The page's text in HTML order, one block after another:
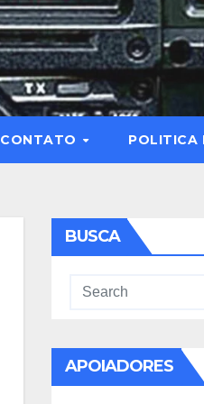
CONTATO POLITICA
BUSCA
APOIADORES